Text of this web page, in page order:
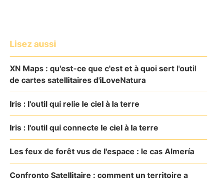
Lisez aussi
XN Maps : qu'est-ce que c'est et à quoi sert l'outil
de cartes satellitaires d'iLoveNatura
Iris : l'outil qui relie le ciel à la terre
Iris : l'outil qui connecte le ciel à la terre
Les feux de forêt vus de l'espace : le cas Almería
Confronto Satellitaire : comment un territoire a